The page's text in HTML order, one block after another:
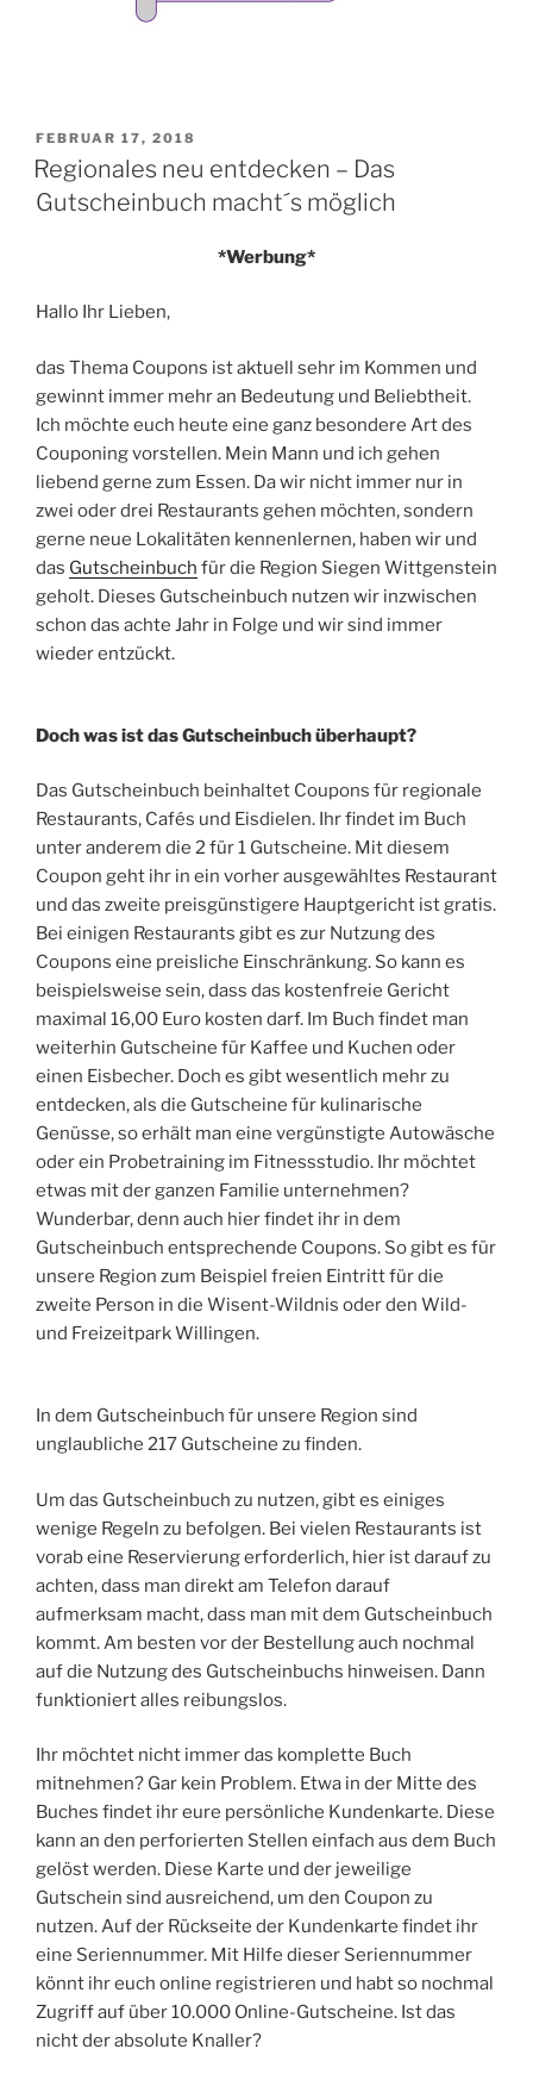
VERÖFFENTLICHT
AM
FEBRUAR 17, 2018
Regionales neu entdecken – Das
Gutscheinbuch macht´s möglich
*Werbung*
Hallo Ihr Lieben,
das Thema Coupons ist aktuell sehr im Kommen und
gewinnt immer mehr an Bedeutung und Beliebtheit.
Ich möchte euch heute eine ganz besondere Art des
Couponing vorstellen. Mein Mann und ich gehen
liebend gerne zum Essen. Da wir nicht immer nur in
zwei oder drei Restaurants gehen möchten, sondern
gerne neue Lokalitäten kennenlernen, haben wir und
das Gutscheinbuch für die Region Siegen Wittgenstein
geholt. Dieses Gutscheinbuch nutzen wir inzwischen
schon das achte Jahr in Folge und wir sind immer
wieder entzückt.
Doch was ist das Gutscheinbuch überhaupt?
Das Gutscheinbuch beinhaltet Coupons für regionale
Restaurants, Cafés und Eisdielen. Ihr findet im Buch
unter anderem die 2 für 1 Gutscheine. Mit diesem
Coupon geht ihr in ein vorher ausgewähltes Restaurant
und das zweite preisgünstigere Hauptgericht ist gratis.
Bei einigen Restaurants gibt es zur Nutzung des
Coupons eine preisliche Einschränkung. So kann es
beispielsweise sein, dass das kostenfreie Gericht
maximal 16,00 Euro kosten darf. Im Buch findet man
weiterhin Gutscheine für Kaffee und Kuchen oder
einen Eisbecher. Doch es gibt wesentlich mehr zu
entdecken, als die Gutscheine für kulinarische
Genüsse, so erhält man eine vergünstigte Autowäsche
oder ein Probetraining im Fitnessstudio. Ihr möchtet
etwas mit der ganzen Familie unternehmen?
Wunderbar, denn auch hier findet ihr in dem
Gutscheinbuch entsprechende Coupons. So gibt es für
unsere Region zum Beispiel freien Eintritt für die
zweite Person in die Wisent-Wildnis oder den Wild-
und Freizeitpark Willingen.
In dem Gutscheinbuch für unsere Region sind
unglaubliche 217 Gutscheine zu finden.
Um das Gutscheinbuch zu nutzen, gibt es einiges
wenige Regeln zu befolgen. Bei vielen Restaurants ist
vorab eine Reservierung erforderlich, hier ist darauf zu
achten, dass man direkt am Telefon darauf
aufmerksam macht, dass man mit dem Gutscheinbuch
kommt. Am besten vor der Bestellung auch nochmal
auf die Nutzung des Gutscheinbuchs hinweisen. Dann
funktioniert alles reibungslos.
Ihr möchtet nicht immer das komplette Buch
mitnehmen? Gar kein Problem. Etwa in der Mitte des
Buches findet ihr eure persönliche Kundenkarte. Diese
kann an den perforierten Stellen einfach aus dem Buch
gelöst werden. Diese Karte und der jeweilige
Gutschein sind ausreichend, um den Coupon zu
nutzen. Auf der Rückseite der Kundenkarte findet ihr
eine Seriennummer. Mit Hilfe dieser Seriennummer
könnt ihr euch online registrieren und habt so nochmal
Zugriff auf über 10.000 Online-Gutscheine. Ist das
nicht der absolute Knaller?